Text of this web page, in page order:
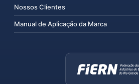
Nossos Clientes
Manual de Aplicação da Marca